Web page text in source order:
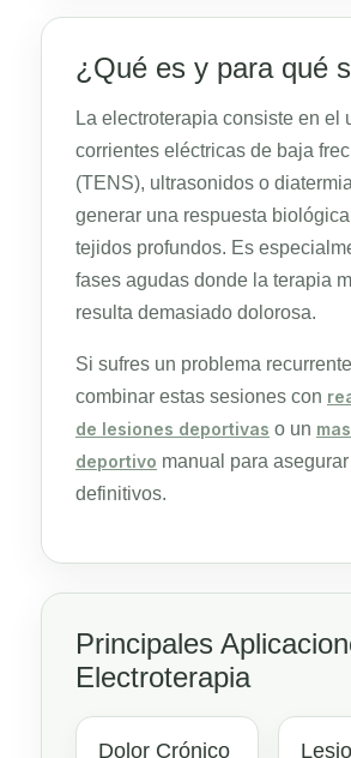
¿Qué es y para qué
La electroterapia consiste en el
corrientes eléctricas de baja
(TENS), ultrasonidos o
generar una respuesta
tejidos profundos. Es
fases agudas donde la terapia
resulta demasiado dolorosa.
Si sufres un problema
combinar estas sesiones con
de lesiones deportivas o un
deportivo manual para
definitivos.
Principales
Electroterapia
Dolor Crónico